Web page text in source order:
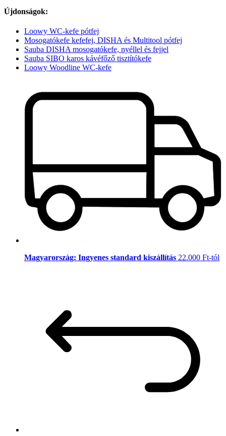
Újdonságok:
Loowy WC-kefe pótfej
Mosogatókefe kefefej, DISHA és Multitool pótfej
Sauba DISHA mosogatókefe, nyéllel és fejjel
Sauba SIBO karos kávéfőző tisztítókefe
Loowy Woodline WC-kefe
Magyarország: Ingyenes standard kiszállítás 22.000 Ft-tól